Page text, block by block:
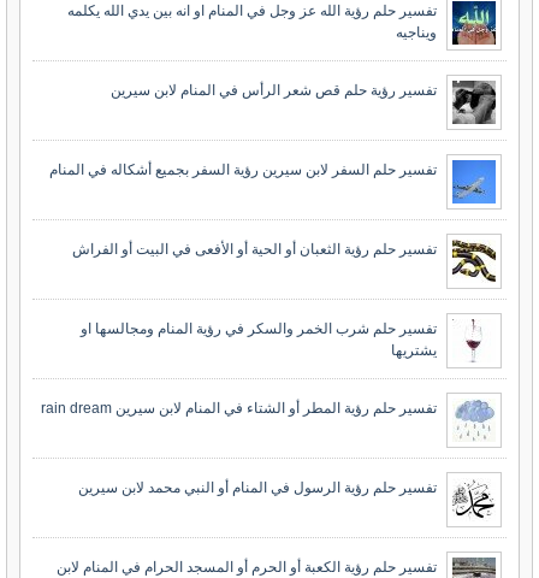
تفسير حلم رؤية الله عز وجل في المنام او انه بين يدي الله يكلمه
ويناجيه
تفسير رؤية حلم قص شعر الرأس في المنام لابن سيرين
تفسير حلم السفر لابن سيرين رؤية السفر بجميع أشكاله في المنام
تفسير حلم رؤية الثعبان أو الحية أو الأفعى في البيت أو الفراش
تفسير حلم شرب الخمر والسكر في رؤية المنام ومجالسها او
يشتريها
تفسير حلم رؤية المطر أو الشتاء في المنام لابن سيرين rain dream
تفسير حلم رؤية الرسول في المنام أو النبي محمد لابن سيرين
تفسير حلم رؤية الكعبة أو الحرم أو المسجد الحرام في المنام لابن